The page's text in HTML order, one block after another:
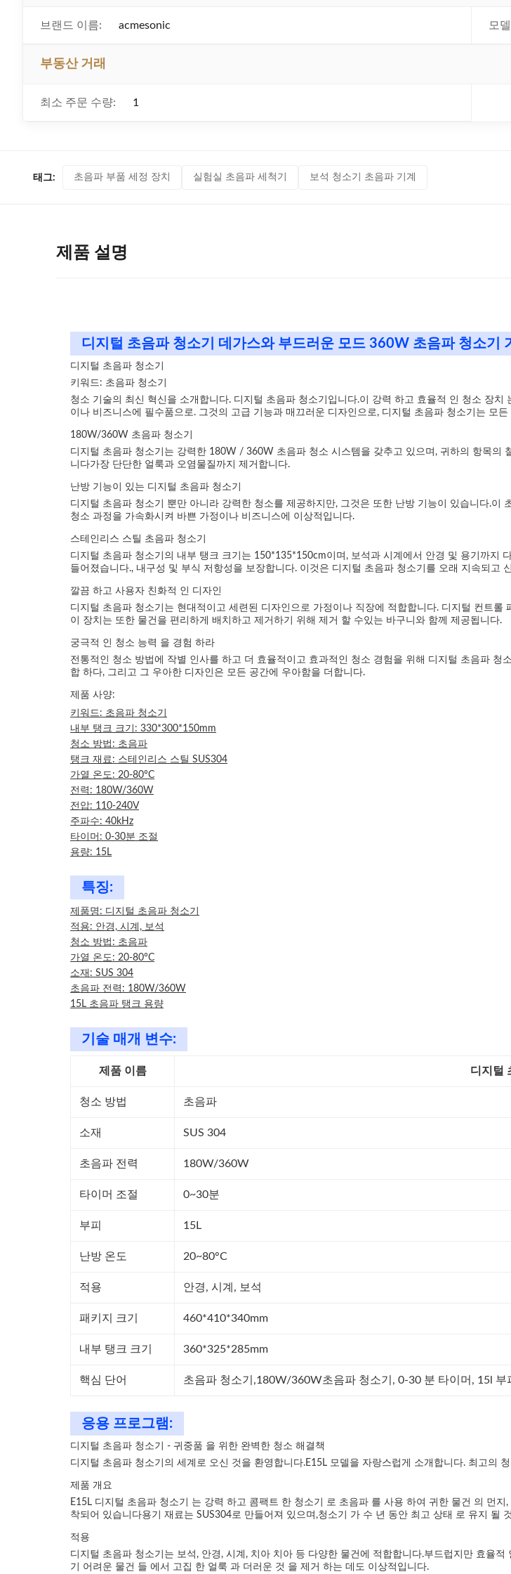
브랜드 이름: acmesonic 모
부동산 거래
최소 주문 수량: 1
태그: 초음파 부품 세정 장치 실험실 초음파 세척기 보석 청소기 초음파 기계
제품 설명
디지털 초음파 청소기 데가스와 부드러운 모드 360W 초음파 청소기
디지털 초음파 청소기
키워드: 초음파 청소기
청소 기술의 최신 혁신을 소개합니다. 디지털 초음파 청소기입니다.이 강력 하고 효율적 인 청소 장
이나 비즈니스에 필수품으로. 그것의 고급 기능과 매끄러운 디자인으로, 디지털 초음파 청소기는 모
180W/360W 초음파 청소기
디지털 초음파 청소기는 강력한 180W / 360W 초음파 청소 시스템을 갖추고 있으며, 귀하의 항목의
니다가장 단단한 얼룩과 오염물질까지 제거합니다.
난방 기능이 있는 디지털 초음파 청소기
디지털 초음파 청소기 뿐만 아니라 강력한 청소를 제공하지만, 그것은 또한 난방 기능이 있습니다.
청소 과정을 가속화시켜 바쁜 가정이나 비즈니스에 이상적입니다.
스테인리스 스틸 초음파 청소기
디지털 초음파 청소기의 내부 탱크 크기는 150*135*150cm이며, 보석과 시계에서 안경 및 용기까지
들어졌습니다., 내구성 및 부식 저항성을 보장합니다. 이것은 디지털 초음파 청소기를 오래 지속되고
깔끔 하고 사용자 친화적 인 디자인
디지털 초음파 청소기는 현대적이고 세련된 디자인으로 가정이나 직장에 적합합니다. 디지털 컨트
이 장치는 또한 물건을 편리하게 배치하고 제거하기 위해 제거 할 수있는 바구니와 함께 제공됩니다.
궁극적 인 청소 능력 을 경험 하라
전통적인 청소 방법에 작별 인사를 하고 더 효율적이고 효과적인 청소 경험을 위해 디지털 초음파
합 하다, 그리고 그 우아한 디자인은 모든 공간에 우아함을 더합니다.
제품 사양:
키워드: 초음파 청소기
내부 탱크 크기: 330*300*150mm
청소 방법: 초음파
탱크 재료: 스테인리스 스틸 SUS304
가열 온도: 20-80°C
전력: 180W/360W
전압: 110-240V
주파수: 40kHz
타이머: 0-30분 조절
용량: 15L
특징:
제품명: 디지털 초음파 청소기
적용: 안경, 시계, 보석
청소 방법: 초음파
가열 온도: 20-80°C
소재: SUS 304
초음파 전력: 180W/360W
15L 초음파 탱크 용량
기술 매개 변수:
제품 이름 디지털
청소 방법 초음파
소재 SUS 304
초음파 전력 180W/360W
타이머 조절 0~30분
부피 15L
난방 온도 20~80°C
적용 안경, 시계, 보석
패키지 크기 460*410*340mm
내부 탱크 크기 360*325*285mm
핵심 단어 초음파 청소기,180W/360W초음파 청소기, 0-30 분 타이머, 15l 부
응용 프로그램:
디지털 초음파 청소기 - 귀중품 을 위한 완벽한 청소 해결책
디지털 초음파 청소기의 세계로 오신 것을 환영합니다.E15L 모델을 자랑스럽게 소개합니다. 최고의
제품 개요
E15L 디지털 초음파 청소기 는 강력 하고 콤팩트 한 청소기 로 초음파 를 사용 하여 귀한 물건 의 먼
착되어 있습니다용기 재료는 SUS304로 만들어져 있으며,청소기 가 수 년 동안 최고 상태 로 유지 될
적용
디지털 초음파 청소기는 보석, 안경, 시계, 치아 치아 등 다양한 물건에 적합합니다.부드럽지만 효율
기 어려운 물건 들 에서 고집 한 얼룩 과 더러운 것 을 제거 하는 데도 이상적입니다.